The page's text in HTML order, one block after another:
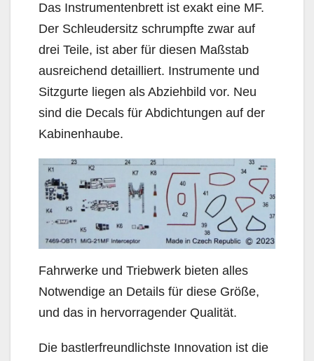
Das Instrumentenbrett ist exakt eine MF.
Der Schleudersitz schrumpfte zwar auf
drei Teile, ist aber für diesen Maßstab
ausreichend detailliert. Instrumente und
Sitzgurte liegen als Abziehbild vor. Neu
sind die Decals für Abdichtungen auf der
Kabinenhaube.
Fahrwerke und Triebwerk bieten alles
Notwendige an Details für diese Größe,
und das in hervorragender Qualität.
Die bastlerfreundlichste Innovation ist die